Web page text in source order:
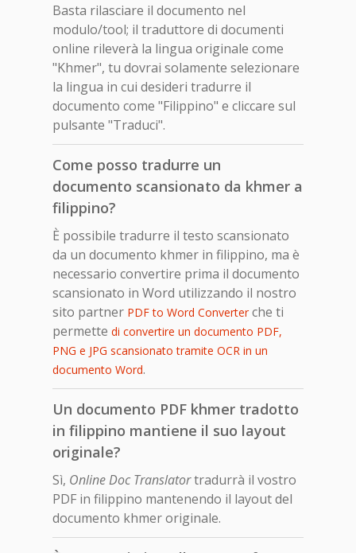
Basta rilasciare il documento nel
modulo/tool; il traduttore di documenti
online rileverà la lingua originale come
"Khmer", tu dovrai solamente selezionare
la lingua in cui desideri tradurre il
documento come "Filippino" e cliccare sul
pulsante "Traduci".
Come posso tradurre un
documento scansionato da khmer a
filippino?
È possibile tradurre il testo scansionato
da un documento khmer in filippino, ma è
necessario convertire prima il documento
scansionato in Word utilizzando il nostro
sito partner PDF to Word Converterche ti
permette di convertire un documento PDF,
PNG e JPG scansionato tramite OCR in un
documento Word.
Un documento PDF khmer tradotto
in filippino mantiene il suo layout
originale?
Sì, Online Doc Translatortradurrà il vostro
PDF in filippino mantenendo il layout del
documento khmer originale.